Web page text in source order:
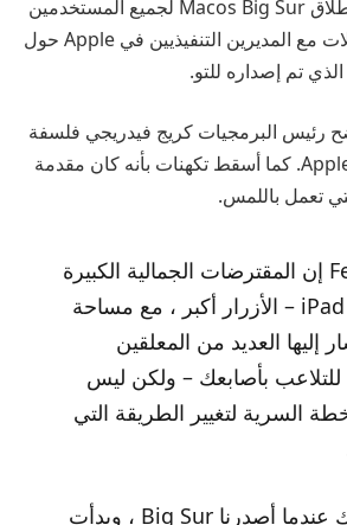
بعد فترة وجيزة من إطلاق Macos Big Sur لجميع المستخدمين
تمت مقابلات مع المديرين التنفيذيين في Apple حول
رئيس البرمجيات كريج فيدريجي فلسفة
التصميم الكبيرة من Apple. كما أسقط تكهنات بأنه كان مقدمة
تعمل باللمس.
يقول Federighi إن المقترضات الجمالية الكبيرة
من iPhone و iPad – الأزرار أكبر ، مع مساحة
إليها العديد من المعلقين
للتلاعب بأصابعك – ولكن ليس
السرية لتغيير الطريقة التي
“يجب أن أخبرك عندما أصدرنا Big Sur ، وبدأت